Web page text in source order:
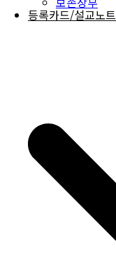
등록카드/설교노트